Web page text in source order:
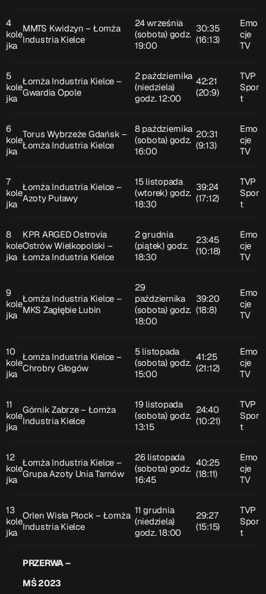
4
kole
jka
MMTS Kwidzyn – Łomża
Industria Kielce
24 września
(sobota) godz.
19:00
30:35
(16:13)
Emo
cje
TV
5
kole
jka
Łomża Industria Kielce –
Gwardia Opole
2 października
(niedziela)
godz. 12:00
42:21
(20:9)
TVP
Spor
t
6
kole
jka
Torus Wybrzeże Gdańsk –
Łomża Industria Kielce
8 października
(sobota) godz.
16:00
20:31
(9:13)
Emo
cje
TV
7
kole
jka
Łomża Industria Kielce –
Azoty Puławy
15 listopada
(wtorek) godz.
18:30
39:24
(17:12)
TVP
Spor
t
8
kole
jka
KPR ARGED Ostrovia
Ostrów Wielkopolski –
Łomża Industria Kielce
2 grudnia
(piątek) godz.
18:30
23:45
(10:18)
Emo
cje
TV
9
kole
jka
Łomża Industria Kielce –
MKS Zagłębie Lubin
29
października
(sobota) godz.
18:00
39:20
(18:8)
Emo
cje
TV
10
kole
jka
Łomża Industria Kielce –
Chrobry Głogów
5 listopada
(sobota) godz.
15:00
41:25
(21:12)
Emo
cje
TV
11
kole
jka
Górnik Zabrze – Łomża
Industria Kielce
19 listopada
(sobota) godz.
13:15
24:40
(10:21)
TVP
Spor
t
12
kole
jka
Łomża Industria Kielce –
Grupa Azoty Unia Tarnów
26 listopada
(sobota) godz.
16:45
40:25
(18:11)
Emo
cje
TV
13
kole
jka
Orlen Wisła Płock – Łomża
Industria Kielce
11 grudnia
(niedziela)
godz. 18:00
29:27
(15:15)
TVP
Spor
t
PRZERWA –
MŚ 2023